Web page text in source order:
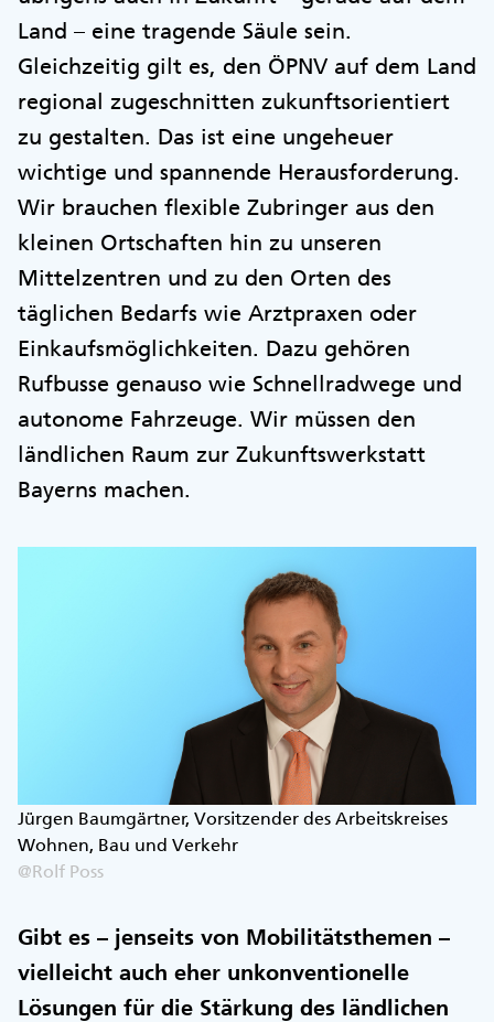
Land – eine tragende Säule sein.
Gleichzeitig gilt es, den ÖPNV auf dem Land
regional zugeschnitten zukunftsorientiert
zu gestalten. Das ist eine ungeheuer
wichtige und spannende Herausforderung.
Wir brauchen flexible Zubringer aus den
kleinen Ortschaften hin zu unseren
Mittelzentren und zu den Orten des
täglichen Bedarfs wie Arztpraxen oder
Einkaufsmöglichkeiten. Dazu gehören
Rufbusse genauso wie Schnellradwege und
autonome Fahrzeuge. Wir müssen den
ländlichen Raum zur Zukunftswerkstatt
Bayerns machen.
Jürgen Baumgärtner, Vorsitzender des Arbeitskreises
Wohnen, Bau und Verkehr
@Rolf Poss
Gibt es – jenseits von Mobilitätsthemen –
vielleicht auch eher unkonventionelle
Lösungen für die Stärkung des ländlichen